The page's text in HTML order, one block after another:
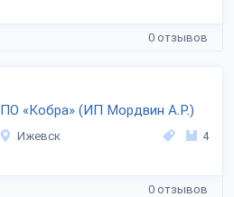
0 отзывов
ПО «Кобра» (ИП Мордвин А.Р.)
Ижевск 4
0 отзывов